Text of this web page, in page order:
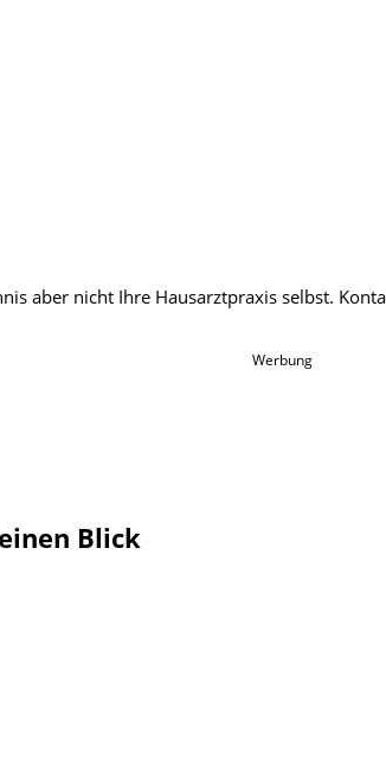
Werbung
Blick